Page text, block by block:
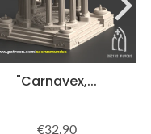
"Carnavex,...
Prix
€32,90€32,90